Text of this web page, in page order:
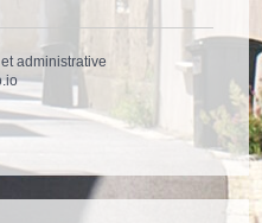
administrative